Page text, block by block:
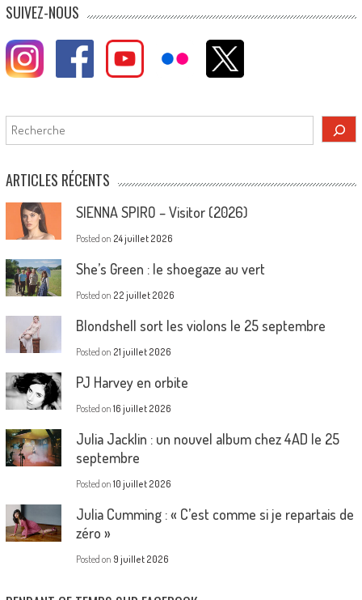
SUIVEZ-NOUS
Rechercher
ARTICLES RÉCENTS
SIENNA SPIRO – Visitor (2026)
Posted on 24 juillet 2026
She’s Green : le shoegaze au vert
Posted on 22 juillet 2026
Blondshell sort les violons le 25 septembre
Posted on 21 juillet 2026
PJ Harvey en orbite
Posted on 16 juillet 2026
Julia Jacklin : un nouvel album chez 4AD le 25
septembre
Posted on 10 juillet 2026
Julia Cumming : « C’est comme si je repartais de
zéro »
Posted on 9 juillet 2026